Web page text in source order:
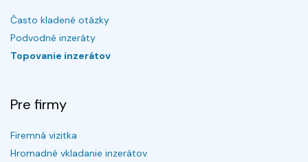
Často kladené otázky
Podvodné inzeráty
Topovanie inzerátov
Pre firmy
Firemná vizitka
Hromadné vkladanie inzerátov